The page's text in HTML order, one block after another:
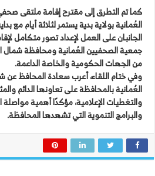
كما تم التطرق إلى مقترح إقامة ملتقى
العُمانية بولاية بدية يستمر لثلاثة أيام مع
الجانبان على العمل لإعداد تصور متكامل
جمعية الصحفيين العُمانية ومحافظة شمال
من الجهات الحكومية والخاصة الداعمة.
وفي ختام اللقاء، أعرب سعادة المحافظ عن
العُمانية بالمحافظة على تعاونها الدائم
والتغطيات الإعلامية، مؤكدًا أهمية مواصلة
والبرامج التنموية التي تشهدها المحافظة.